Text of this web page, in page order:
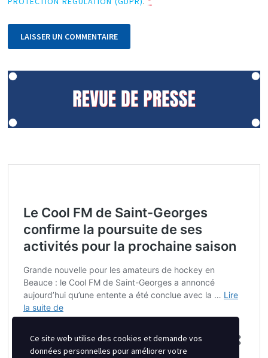
Ce site web utilise des cookies et demande vos
données personnelles pour améliorer votre